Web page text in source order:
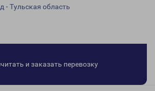
- Тульская область
и заказать перевозку